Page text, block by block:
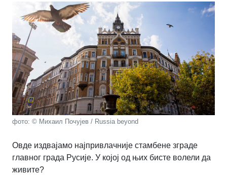
фото: © Михаил Почујев / Russia beyond
Овде издвајамо најпривлачније стамбене зграде
главног града Русије. У којој од њих бисте волели да
живите?